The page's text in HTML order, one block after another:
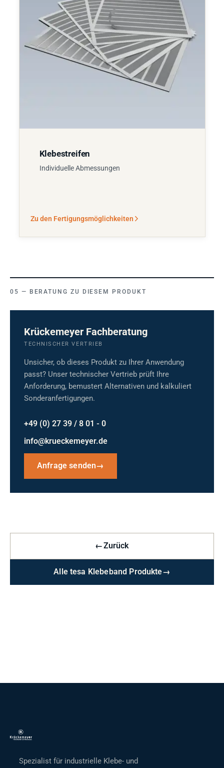
Klebestreifen
Individuelle Abmessungen
Zu den Fertigungsmöglichkeiten
BERATUNG ZU DIESEM PRODUKT
Krückemeyer Fachberatung
TECHNISCHER VERTRIEB
Unsicher, ob dieses Produkt zu Ihrer Anwendung
passt? Unser technischer Vertrieb prüft Ihre
Anforderung, bemustert Alternativen und kalkuliert
Sonderanfertigungen.
+49 (0) 27 39 / 8 01 - 0
info@krueckemeyer.de
Anfrage senden→
←Zurück
Alle tesa Klebeband Produkte→
Spezialist für industrielle Klebe- und